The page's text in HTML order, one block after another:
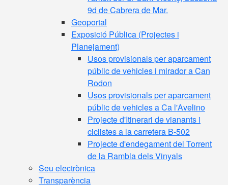
9d de Cabrera de Mar.
Geoportal
Exposició Pública (Projectes i
Planejament)
Usos provisionals per aparcament
públic de vehicles i mirador a Can
Rodon
Usos provisionals per aparcament
públic de vehicles a Ca l'Avelino
Projecte d'Itinerari de vianants i
ciclistes a la carretera B-502
Projecte d'endegament del Torrent
de la Rambla dels Vinyals
Seu electrònica
Transparència